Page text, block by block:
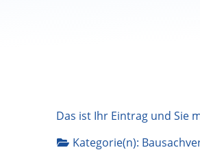
Das ist Ihr Eintrag und Sie
Kategorie(n):